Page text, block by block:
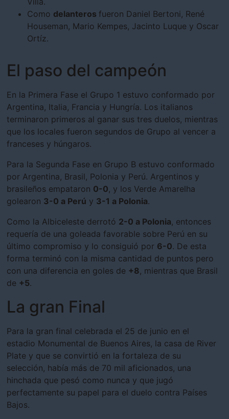
Como delanteros fueron Daniel Bertoni, René
Houseman, Mario Kempes, Jacinto Luque y Oscar
Ortíz.
El paso del campeón
En la Primera Fase el Grupo 1 estuvo conformado por
Argentina, Italia, Francia y Hungría. Los italianos
terminaron primeros al ganar sus tres duelos, mientras
que los locales fueron segundos de Grupo al vencer a
franceses y húngaros.
Para la Segunda Fase en Grupo B estuvo conformado
por Argentina, Brasil, Polonia y Perú. Argentinos y
brasileños empataron 0-0, y los Verde Amarelha
golearon 3-0 a Perú y 3-1 a Polonia.
Como la Albiceleste derrotó 2-0 a Polonia, entonces
requería de una goleada favorable sobre Perú en su
último compromiso y lo consiguió por 6-0. De esta
forma terminó con la misma cantidad de puntos pero
con una diferencia en goles de +8, mientras que Brasil
de +5.
La gran Final
Para la gran final celebrada el 25 de junio en el
estadio Monumental de Buenos Aires, la casa de River
Plate y que se convirtió en la fortaleza de su
selección, había más de 70 mil aficionados, una
hinchada que pesó como nunca y que jugó
perfectamente su papel para el duelo contra Países
Bajos.